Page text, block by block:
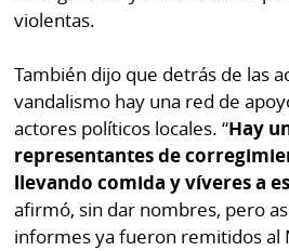
violentas.
También dijo que detrás de las
vandalismo hay una red de
actores políticos locales. “Hay
representantes de
llevando comida y víveres a
afirmó, sin dar nombres, pero
informes ya fueron remitidos al